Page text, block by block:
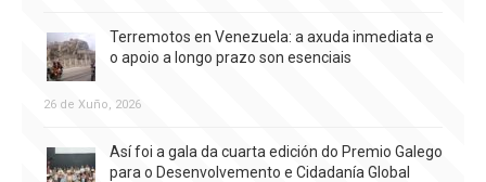
Terremotos en Venezuela: a axuda inmediata e
o apoio a longo prazo son esenciais
26 de Xuño, 2026
Así foi a gala da cuarta edición do Premio Galego
para o Desenvolvemento e Cidadanía Global